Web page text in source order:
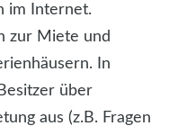
im Internet.
zur Miete und
In
über
aus (z.B. Fragen